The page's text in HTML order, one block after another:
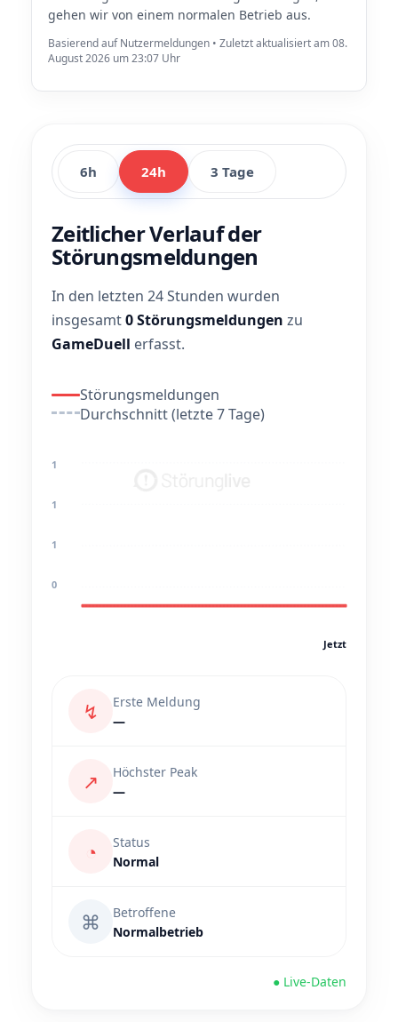
gehen wir von einem normalen Betrieb aus.
Basierend auf Nutzermeldungen • Zuletzt aktualisiert am 08.
August 2026 um 23:07 Uhr
6h 24h 3 Tage
Zeitlicher Verlauf der
Störungsmeldungen
In den letzten 24 Stunden wurden
insgesamt0 Störungsmeldungen zu
GameDuell erfasst.
Störungsmeldungen
Durchschnitt (letzte 7 Tage)
1
1
1
0
Jetzt
↯
Erste Meldung
—
↗
Höchster Peak
—
◔
Status
Normal
⌘
Betroffene
Normalbetrieb
● Live-Daten